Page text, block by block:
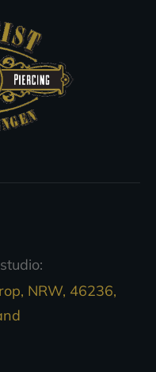
NRW, 46236,